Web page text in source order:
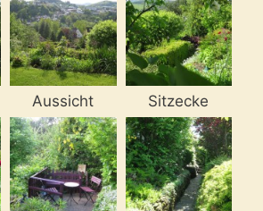
Aussicht Sitzecke